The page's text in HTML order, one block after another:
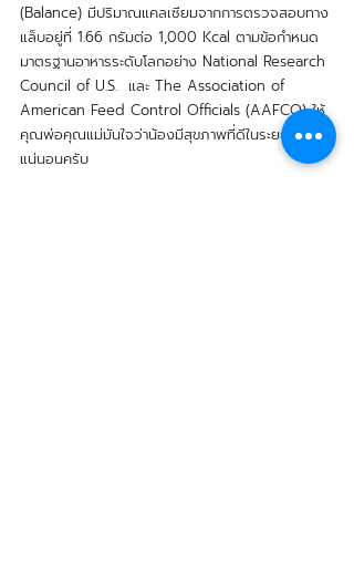
(Balance) มีปริมาณแคลเซียมจากการตรวจสอบทาง
แล็บอยู่ที่ 1.66 กรัมต่อ 1,000 Kcal ตามข้อกำหนด
มาตรฐานอาหารระดับโลกอย่าง National Research
Council of U.S.  และ The Association of
American Feed Control Officials (AAFCO) ให้
คุณพ่อคุณแม่มันใจว่าน้องมีสุขภาพที่ดีในระยะยาว
แน่นอนครับ